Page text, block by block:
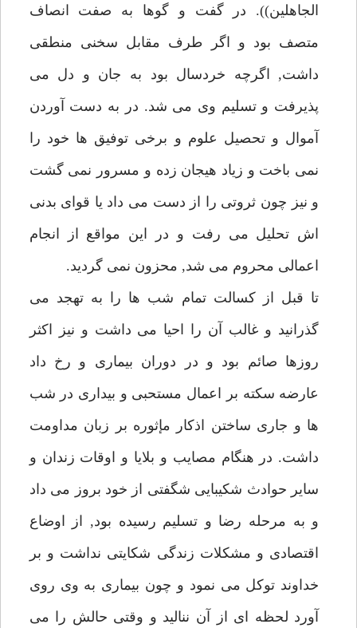
الجاهلين)). در گفت و گوها به صفت انصاف
متصف بود و اگر طرف مقابل سخنى منطقى
داشت, اگرچه خردسال بود به جان و دل مى
پذيرفت و تسليم وى مى شد. در به دست آوردن
آموال و تحصيل علوم و برخى توفيق ها خود را
نمى باخت و زياد هيجان زده و مسرور نمى گشت
و نيز چون ثروتى را از دست مى داد يا قواى بدنى
اش تحليل مى رفت و در اين مواقع از انجام
اعمالى محروم مى شد, محزون نمى گرديد.
تا قبل از كسالت تمام شب ها را به تهجد مى
گذرانيد و غالب آن را احيا مى داشت و نيز اكثر
روزها صائم بود و در دوران بيمارى و رخ داد
عارضه سكته بر اعمال مستحبى و بيدارى در شب
ها و جارى ساختن اذكار مإثوره بر زبان مداومت
داشت. در هنگام مصايب و بلايا و اوقات زندان و
ساير حوادث شكيبايى شگفتى از خود بروز مى داد
و به مرحله رضا و تسليم رسيده بود, از اوضاع
اقتصادى و مشكلات زندگى شكايتى نداشت و بر
خداوند توكل مى نمود و چون بيمارى به وى روى
آورد لحظه اى از آن نناليد و وقتى حالش را مى